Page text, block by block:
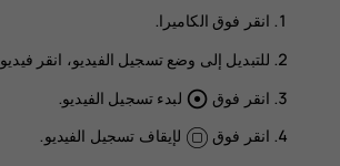
انقر فوق الكاميرا.
للتبديل إلى وضع تسجيل الفيديو، انقر فيديو
انقر فوق adjust لبدء تسجيل الفيديو.
انقر فوق
لإيقاف تسجيل الفيديو.